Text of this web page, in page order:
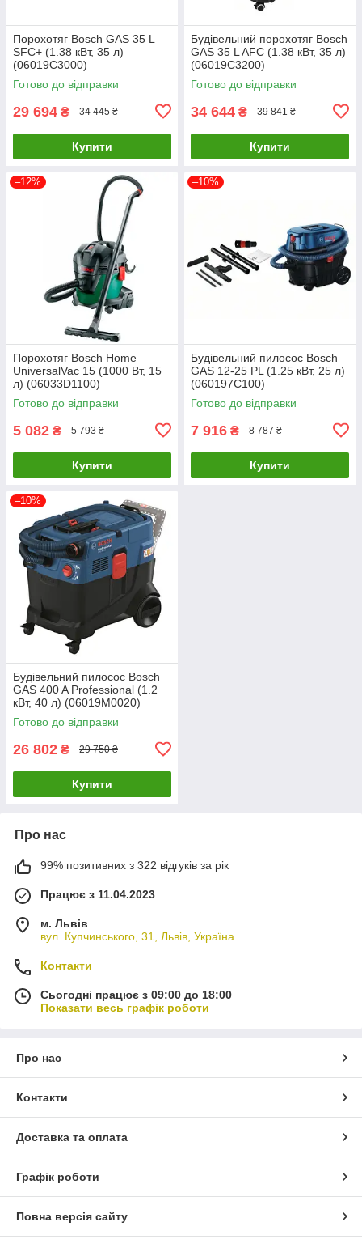
Порохотяг Bosch GAS 35 L
SFC+ (1.38 кВт, 35 л)
(06019C3000)
Готово до відправки
29 694 ₴ 34 445 ₴
Купити
Будівельний порохотяг Bosch
GAS 35 L AFC (1.38 кВт, 35 л)
(06019C3200)
Готово до відправки
34 644 ₴ 39 841 ₴
Купити
–12%
Порохотяг Bosch Home
UniversalVac 15 (1000 Вт, 15
л) (06033D1100)
Готово до відправки
5 082 ₴ 5 793 ₴
Купити
–10%
Будівельний пилосос Bosch
GAS 12-25 PL (1.25 кВт, 25 л)
(060197C100)
Готово до відправки
7 916 ₴ 8 787 ₴
Купити
–10%
Будівельний пилосос Bosch
GAS 400 A Professional (1.2
кВт, 40 л) (06019M0020)
Готово до відправки
26 802 ₴ 29 750 ₴
Купити
Про нас
99% позитивних з 322 відгуків за рік
Працює з 11.04.2023
м. Львів
вул. Купчинського, 31, Львів, Україна
Контакти
Сьогодні працює з 09:00 до 18:00
Показати весь графік роботи
Про нас
Контакти
Доставка та оплата
Графік роботи
Повна версія сайту